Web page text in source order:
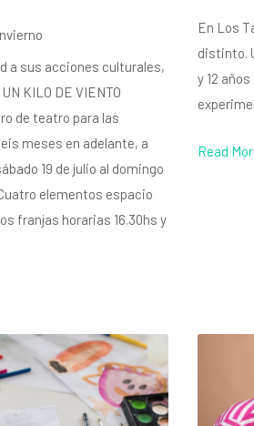
a sus acciones culturales,
KILO DE VIENTO
de teatro para las
meses en adelante, a
19 de julio al domingo
elementos espacio
franjas horarias 16.30hs y
En Los
distinto.
y 12
Read